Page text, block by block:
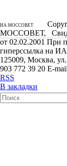
ИА МОССОВЕТ
МОССОВЕТ,
от 02.02.2001 При
гиперссылка на
125009, Москва,
903 772 39 20 E-
RSS
В закладки